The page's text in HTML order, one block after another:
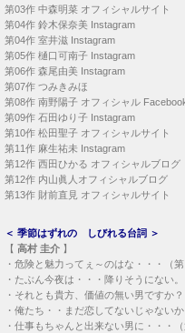
第03作 中森明菜 オフィシャルサイト
第04作 鈴木保奈美 Instagram
第04作 室井滋 Instagram
第05作 樋口可南子 Instagram
第06作 森尾由美 Instagram
第07作 つみきみほ
第08作 南野陽子 オフィシャル
第09作 石田ゆり子 Instagram
第10作 松田聖子 オフィシャルサイト
第11作 麻生祐未 Instagram
第12作 西田ひかる オフィシャルブログ
第12作 内山眞人オフィシャルブログ
第13作 財前直見 オフィシャルサイト
＜ 季節はずれの しびれる台詞 ＞
【 高村 圭介 】
・ 危険と魅力ってぇ～のはな・・・（第
・ たぶん今夜は・・・降りそうにない。
・ それとも貴方、価値の無い男ですか？
・ 俺たち・・まだ恋してないじゃないか
・ 仕事もちゃんと出来ない男に・・・（